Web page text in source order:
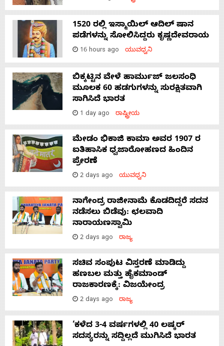
1520 ರಲ್ಲಿ ಇಸ್ಮಾಯಿಲ್ ಆದಿಲ್ ಷಾನ
ಪಡೆಗಳನ್ನು ಸೋಲಿಸಿದ್ದರು ಕೃಷ್ಣದೇವರಾಯ
16 hours ago ಯುವಧ್ವನಿ
ಬಿಕ್ಕಟ್ಟಿನ ವೇಳೆ ಹಾರ್ಮುಜ್ ಜಲಸಂಧಿ
ಮೂಲಕ 60 ಹಡಗುಗಳನ್ನು ಸುರಕ್ಷಿತವಾಗಿ
ಸಾಗಿಸಿದೆ ಭಾರತ
1 day ago ರಾಷ್ಟ್ರೀಯ
ಮೇಡಂ ಭಿಕಾಜಿ ಕಾಮಾ ಅವರ 1907 ರ
ಐತಿಹಾಸಿಕ ಧ್ವಜಾರೋಹಣದ ಹಿಂದಿನ
ಪ್ರೇರಣೆ
2 days ago ಯುವಧ್ವನಿ
ನಾಗೇಂದ್ರ ರಾಜೀನಾಮೆ ಕೊಡದಿದ್ದರೆ ಸದನ
ನಡೆಸಲು ಬಿಡೆವು: ಛಲವಾದಿ
ನಾರಾಯಣಸ್ವಾಮಿ
2 days ago ರಾಜ್ಯ
ಸಚಿವ ಸಂಪುಟ ವಿಸ್ತರಣೆ ಮಾಡಿದ್ದು
ಹಣಬಲ ಮತ್ತು ಹೈಕಮಾಂಡ್
ರಾಜಕಾರಣಕ್ಕೆ: ವಿಜಯೇಂದ್ರ
2 days ago ರಾಜ್ಯ
‘ಕಳೆದ 3-4 ವರ್ಷಗಳಲ್ಲಿ 40 ಲಷ್ಕರ್
ಸದಸ್ಯರನ್ನು ಸದ್ದಿಲ್ಲದೆ ಮುಗಿಸಿದೆ ಭಾರತ